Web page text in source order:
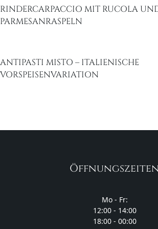
RINDERCARPACCIO MIT RUCOLA
PARMESANRASPELN
ANTIPASTI MISTO – ITALIENISCHE
VORSPEISENVARIATION
Mo - Fr:
12:00 - 14:00
18:00 - 00:00